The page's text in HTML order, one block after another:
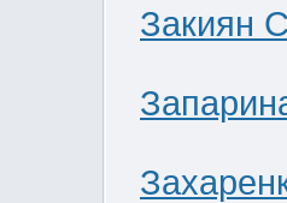
Закиян